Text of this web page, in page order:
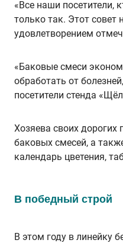
«Все наши посетители,
только так. Этот
удовлетворением
«Баковые смеси
обработать от
посетители стенда
Хозяева своих
баковых смесей, а
календарь цветения,
В победный строй
В этом году в линейку